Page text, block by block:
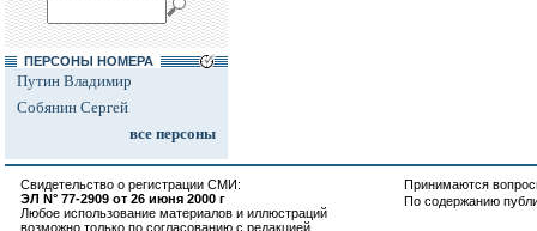
ПЕРСОНЫ НОМЕРА
Путин Владимир
Собянин Сергей
все персоны
Свидетельство о регистрации СМИ:
ЭЛ N° 77-2909 от 26 июня 2000 г
Любое использование материалов и иллюстраций
возможно только по согласованию с редакцией
Принимаются
По содержанию